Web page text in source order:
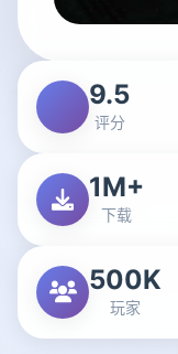
9.5
评分
1M+
下载
500K
玩家